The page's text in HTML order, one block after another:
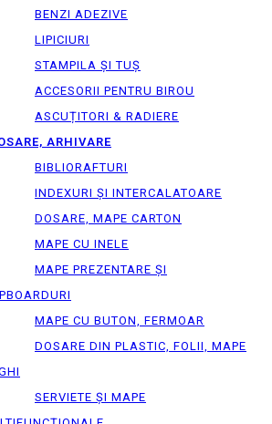
BENZI ADEZIVE
LIPICIURI
STAMPILA ȘI TUȘ
ACCESORII PENTRU BIROU
ASCUȚITORI & RADIERE
ARHIVARE
BIBLIORAFTURI
INDEXURI ȘI INTERCALATOARE
DOSARE, MAPE CARTON
MAPE CU INELE
MAPE PREZENTARE ȘI
MAPE CU BUTON, FERMOAR
DOSARE DIN PLASTIC, FOLII, MAPE
SERVIETE ȘI MAPE